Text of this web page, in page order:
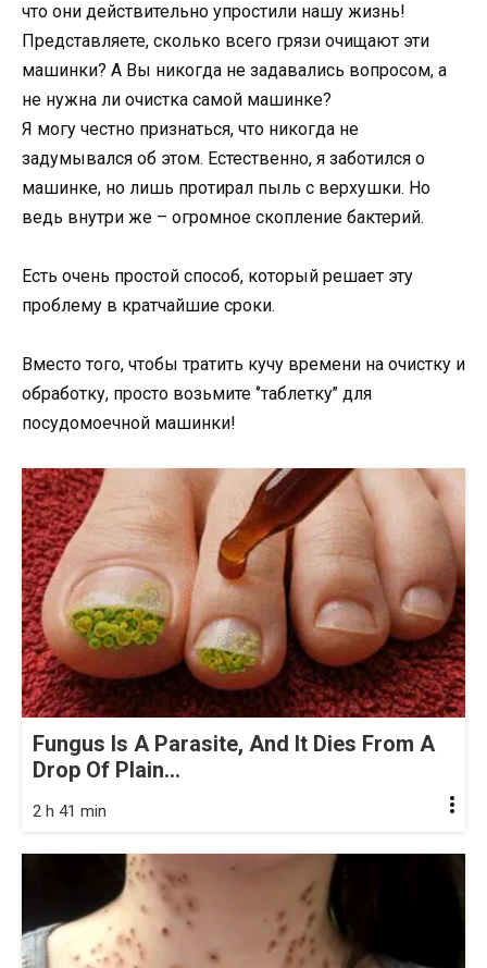
что они действительно упростили нашу жизнь!
Представляете, сколько всего грязи очищают эти
машинки? А Вы никогда не задавались вопросом, а
не нужна ли очистка самой машинке?
Я могу честно признаться, что никогда не
задумывался об этом. Естественно, я заботился о
машинке, но лишь протирал пыль с верхушки. Но
ведь внутри же – огромное скопление бактерий.
Есть очень простой способ, который решает эту
проблему в кратчайшие сроки.
Вместо того, чтобы тратить кучу времени на очистку и
обработку, просто возьмите ‘’таблетку’’ для
посудомоечной машинки!
Fungus Is A Parasite, And It Dies From A
Drop Of Plain...
2 h 41 min